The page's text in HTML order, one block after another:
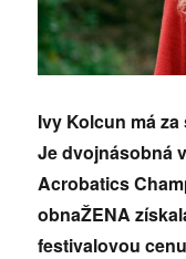
Ivy Kolcun má
Je dvojnásobná
Acrobatics
obnaŽENA
festivalovou